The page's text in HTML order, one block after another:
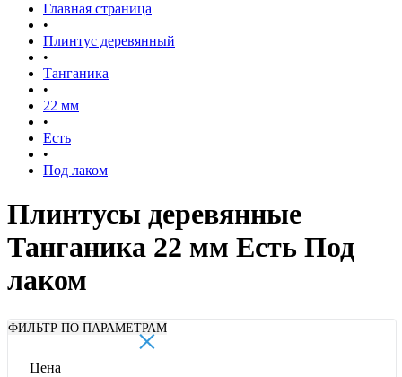
Главная страница
•
Плинтус деревянный
•
Танганика
•
22 мм
•
Есть
•
Под лаком
Плинтусы деревянные
Танганика 22 мм Есть Под
лаком
ФИЛЬТР ПО ПАРАМЕТРАМ
×
Цена